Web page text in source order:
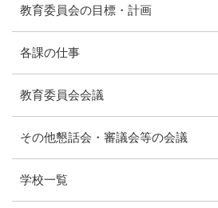
教育委員会の目標・計画
各課の仕事
教育委員会会議
その他懇話会・審議会等の会議
学校一覧